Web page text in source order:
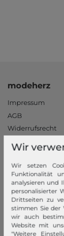
modeherz
Impressum
AGB
Widerrufsrecht
Unsere Stores
Mein Konto
Login
Wir
Wir setzen
Funktionalität
analysieren und
personalisierter
Drittseiten zu
stimmen Sie der
wir auch
Website mit
"Weitere